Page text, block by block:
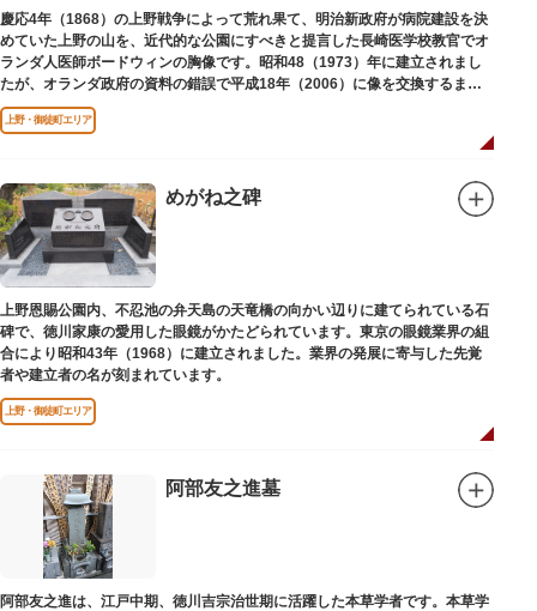
慶応4年（1868）の上野戦争によって荒れ果て、明治新政府が病院建設を決
めていた上野の山を、近代的な公園にすべきと提言した長崎医学校教官でオ
ランダ人医師ボードウィンの胸像です。昭和48（1973）年に建立されまし
たが、オランダ政府の資料の錯誤で平成18年（2006）に像を交換するまで
は博士の弟の像でした。
上野・御徒町エリア
めがね之碑
上野恩賜公園内、不忍池の弁天島の天竜橋の向かい辺りに建てられている石
碑で、徳川家康の愛用した眼鏡がかたどられています。東京の眼鏡業界の組
合により昭和43年（1968）に建立されました。業界の発展に寄与した先覚
者や建立者の名が刻まれています。
上野・御徒町エリア
阿部友之進墓
阿部友之進は、江戸中期、徳川吉宗治世期に活躍した本草学者です。本草学